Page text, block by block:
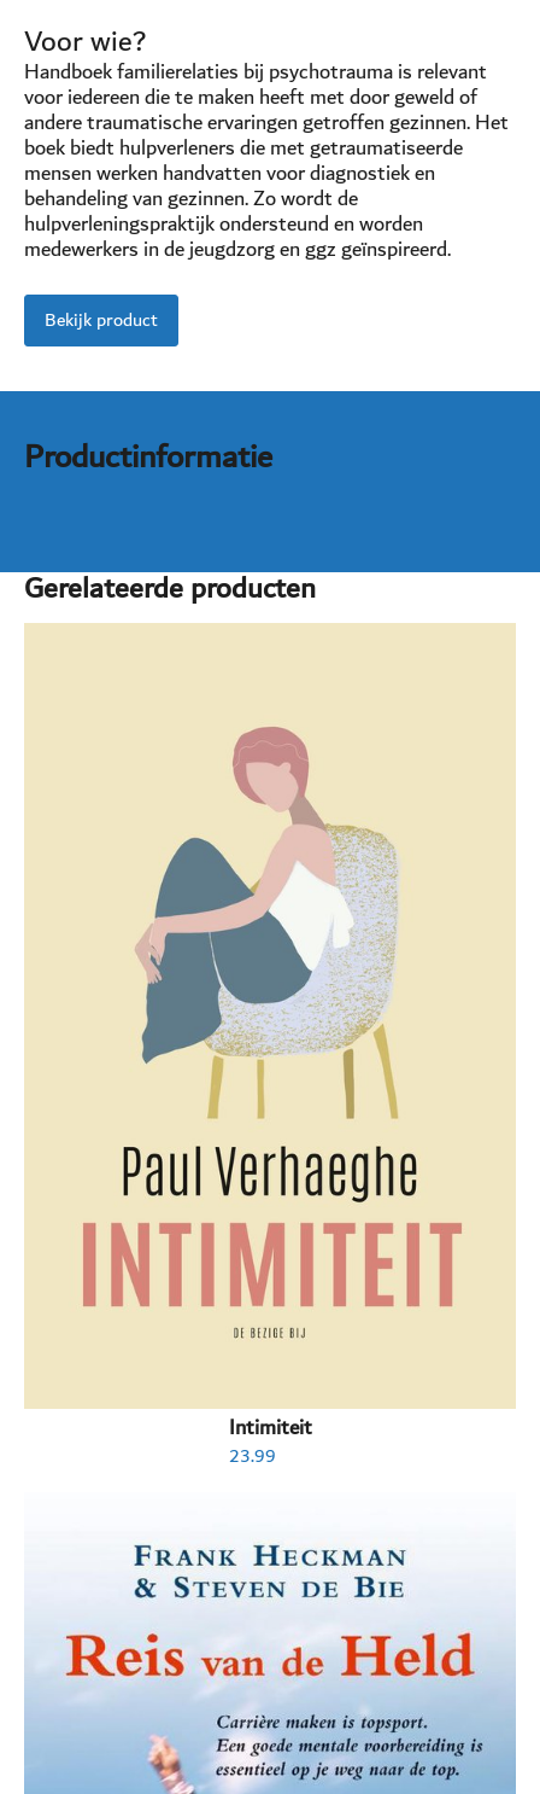
Voor wie?
Handboek familierelaties bij psychotrauma is relevant
voor iedereen die te maken heeft met door geweld of
andere traumatische ervaringen getroffen gezinnen. Het
boek biedt hulpverleners die met getraumatiseerde
mensen werken handvatten voor diagnostiek en
behandeling van gezinnen. Zo wordt de
hulpverleningspraktijk ondersteund en worden
medewerkers in de jeugdzorg en ggz geïnspireerd.
Bekijk product
Productinformatie
Gerelateerde producten
Intimiteit
23.99